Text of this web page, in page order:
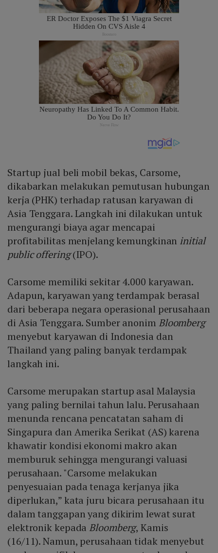
Startup jual beli mobil bekas, Carsome,
dikabarkan melakukan pemutusan hubungan
kerja (PHK) terhadap ratusan karyawan di
Asia Tenggara. Langkah ini dilakukan untuk
mengurangi biaya agar mencapai
profitabilitas menjelang kemungkinan initial
public offering(IPO).
Carsome memiliki sekitar 4.000 karyawan.
Adapun, karyawan yang terdampak berasal
dari beberapa negara operasional perusahaan
di Asia Tenggara. Sumber anonim Bloomberg
menyebut karyawan di Indonesia dan
Thailand yang paling banyak terdampak
langkah ini.
Carsome merupakan startup asal Malaysia
yang paling bernilai tahun lalu. Perusahaan
menunda rencana pencatatan saham di
Singapura dan Amerika Serikat (AS) karena
khawatir kondisi ekonomi makro akan
memburuk sehingga mengurangi valuasi
perusahaan. "Carsome melakukan
penyesuaian pada tenaga kerjanya jika
diperlukan,” kata juru bicara perusahaan itu
dalam tanggapan yang dikirim lewat surat
elektronik kepada Bloomberg, Kamis
(16/11). Namun, perusahaan tidak menyebut